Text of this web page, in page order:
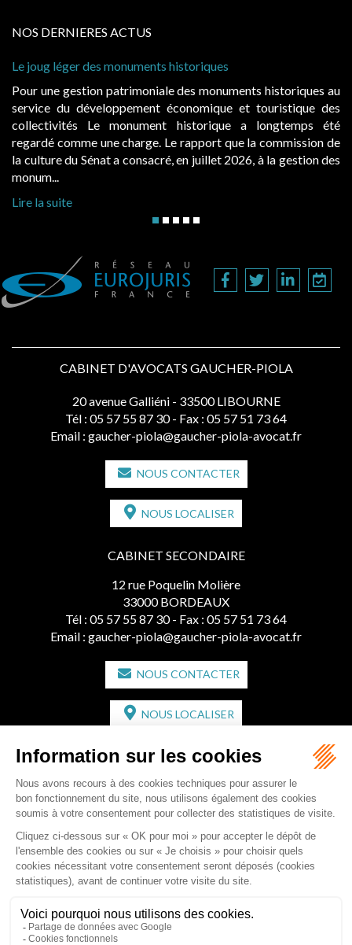
NOS DERNIERES ACTUS
des monuments historiques
patrimoniale des monuments historiques au
économique et touristique des
Le monument historique a longtemps été
une charge. Le rapport que la commission de
a consacré, en juillet 2026, à la gestion des
Evocatrices
également un
public, elles
d’occupation.
CABINET D'AVOCATS GAUCHER-PIOLA
20 avenue Galliéni - 33500 LIBOURNE
Tél : 05 57 55 87 30 - Fax : 05 57 51 73 64
Email : gaucher-piola@gaucher-piola-avocat.fr
NOUS CONTACTER
NOUS LOCALISER
CABINET SECONDAIRE
12 rue Poquelin Molière
33000 BORDEAUX
Tél : 05 57 55 87 30 - Fax : 05 57 51 73 64
Email : gaucher-piola@gaucher-piola-avocat.fr
NOUS CONTACTER
NOUS LOCALISER
CABINET SECONDAIRE
2 bis Avenue de l'Europe
33350 ST MAGNE-DE-CASTILLON
Tél :05 57 55 87 30 - Fax : 05 57 51 73 64
Email :gaucher-piola@gaucher-piola-avocat.fr
NOUS CONTACTER
NOUS LOCALISER